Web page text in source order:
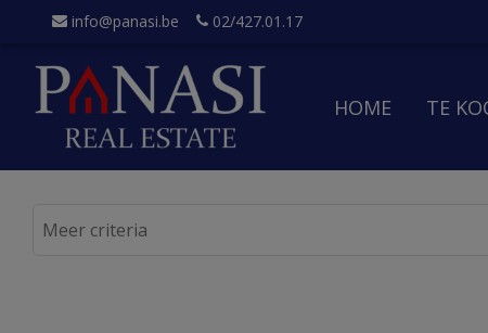
info@panasi.be 02/427.01.17
HOME TE